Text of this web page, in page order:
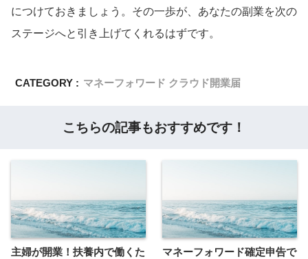
につけておきましょう。その一歩が、あなたの副業を次の
ステージへと引き上げてくれるはずです。
CATEGORY : マネーフォワード クラウド開業届
こちらの記事もおすすめです！
主婦が開業！扶養内で働くた
マネーフォワード確定申告で